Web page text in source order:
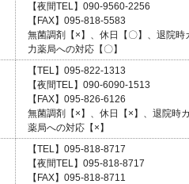
【夜間TEL】090-9560-2256
【FAX】095-818-5583
無菌調剤【×】、休日【〇】、退院
力薬局への対応【〇】
【TEL】095-822-1313
【夜間TEL】090-6090-1513
【FAX】095-826-6126
無菌調剤【×】、休日【×】、退院時
薬局への対応【×】
【TEL】095-818-8717
【夜間TEL】095-818-8717
【FAX】095-818-8711